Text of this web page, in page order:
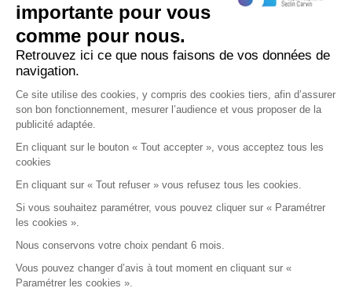
03 20 62 70 00
importante pour vous
comme pour nous.
Retrouvez ici ce que nous faisons de vos données de
navigation.
Ce site utilise des cookies, y compris des cookies tiers, afin d’assurer
son bon fonctionnement, mesurer l’audience et vous proposer de la
publicité adaptée.
En cliquant sur le bouton « Tout accepter », vous acceptez tous les
cookies
En cliquant sur « Tout refuser » vous refusez tous les cookies.
Si vous souhaitez paramétrer, vous pouvez cliquer sur « Paramétrer
les cookies ».
Nous conservons votre choix pendant 6 mois.
Vous pouvez changer d’avis à tout moment en cliquant sur «
Paramétrer les cookies ».